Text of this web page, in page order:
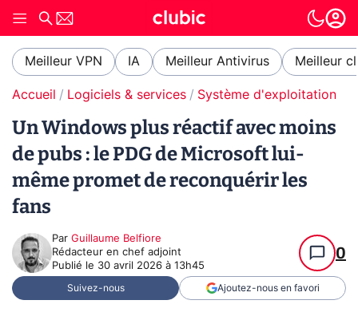
Meilleur VPN IA Meilleur Antivirus Meilleur
Accueil Logiciels & services Système d'exploitation
Un Windows plus réactif avec moins
de pubs : le PDG de Microsoft lui-
même promet de reconquérir les
fans
Par Guillaume Belfiore
Rédacteur en chef adjoint
Publié le 30 avril 2026 à 13h45
0
Suivez-nous Ajoutez-nous en favori